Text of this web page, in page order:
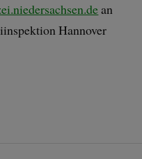
an
Hannover